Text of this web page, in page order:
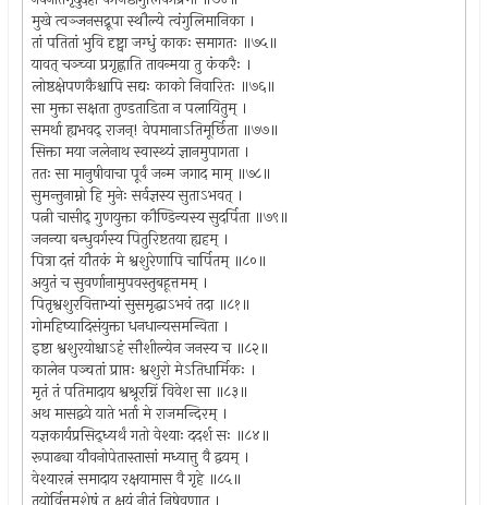
मुखे त्वञ्जनसद्रूपा स्थौल्ये त्वंगुलिमानिका ।
तां पतितां भुवि दृष्ट्वा जग्धुं काकः समागतः ॥७५॥
यावत् चञ्च्वा प्रगृह्णाति तावन्मया तु कंकरैः ।
लोष्ठक्षेपणकैश्चापि सद्यः काको निवारितः ॥७६॥
सा मुक्ता सक्षता तुण्डताडिता न पलायितुम् ।
समर्था ह्यभवद् राजन्! वेपमानाऽतिमूर्छिता ॥७७॥
सिक्ता मया जलेनाथ स्वास्थ्यं ज्ञानमुपागता ।
ततः सा मानुषीवाचा पूर्वं जन्म जगाद माम् ॥७८॥
सुमन्तुनाम्नो हि मुनेः सर्वज्ञस्य सुताऽभवत् ।
पत्नी चासीद् गुणयुक्ता कौण्डिन्यस्य सुदर्पिता ॥७९॥
जनन्या बन्धुवर्गस्य पितुरिष्टतया ह्यहम् ।
पित्रा दत्तं यौतकं मे श्वशुरेणापि चार्पितम् ॥८०॥
अयुतं च सुवर्णानामुपवस्तुबहूत्तमम् ।
पितृश्वशुरवित्ताभ्यां सुसमृद्धाऽभवं तदा ॥८१॥
गोमहिष्यादिसंयुक्ता धनधान्यसमन्विता ।
इष्टा श्वशुरयोश्चाऽहं सौशील्येन जनस्य च ॥८२॥
कालेन पञ्चतां प्राप्तः श्वशुरो मेऽतिधार्मिकः ।
मृतं तं पतिमादाय श्वश्रूरग्निं विवेश सा ॥८३॥
अथ मासद्वये याते भर्ता मे राजमन्दिरम् ।
यज्ञकार्यप्रसिद्ध्यर्थं गतो वेश्याः ददर्श सः ॥८४॥
रूपाढ्या यौवनोपेतास्तासां मध्यात्तु वै द्वयम् ।
वेश्यारत्नं समादाय रक्षयामास वै गृहे ॥८५॥